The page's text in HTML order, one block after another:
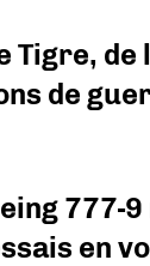
Tigre, de
de
777-
en